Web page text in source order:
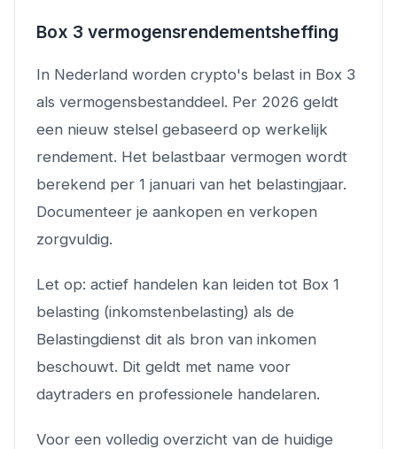
Box 3 vermogensrendementsheffing
In Nederland worden crypto's belast in Box 3
als vermogensbestanddeel. Per 2026 geldt
een nieuw stelsel gebaseerd op werkelijk
rendement. Het belastbaar vermogen wordt
berekend per 1 januari van het belastingjaar.
Documenteer je aankopen en verkopen
zorgvuldig.
Let op: actief handelen kan leiden tot Box 1
belasting (inkomstenbelasting) als de
Belastingdienst dit als bron van inkomen
beschouwt. Dit geldt met name voor
daytraders en professionele handelaren.
Voor een volledig overzicht van de huidige